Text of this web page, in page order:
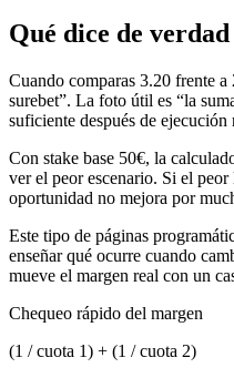
Qué dice de
Cuando comparas 3.20 frente
surebet”. La foto útil es “la
suficiente después de ejecución
Con stake base 50€, la
ver el peor escenario. Si el
oportunidad no mejora por
Este tipo de páginas
enseñar qué ocurre cuando
mueve el margen real con un
Chequeo rápido del margen
(1 / cuota 1) + (1 / cuota 2)